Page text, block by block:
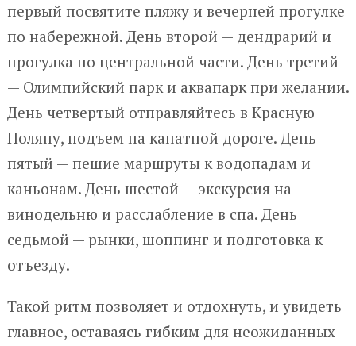
первый посвятите пляжу и вечерней прогулке
по набережной. День второй — дендрарий и
прогулка по центральной части. День третий
— Олимпийский парк и аквапарк при желании.
День четвертый отправляйтесь в Красную
Поляну, подъем на канатной дороге. День
пятый — пешие маршруты к водопадам и
каньонам. День шестой — экскурсия на
винодельню и расслабление в спа. День
седьмой — рынки, шоппинг и подготовка к
отъезду.
Такой ритм позволяет и отдохнуть, и увидеть
главное, оставаясь гибким для неожиданных